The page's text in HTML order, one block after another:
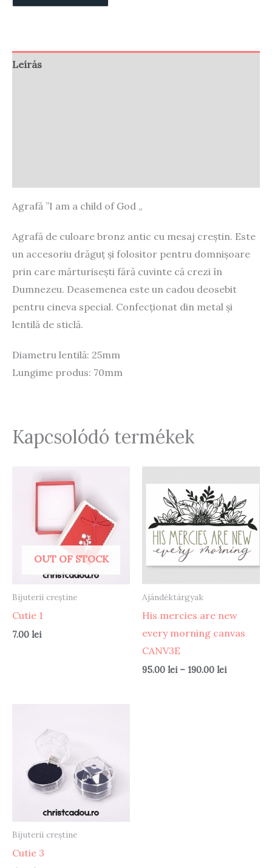
Leírás
Agrafă ”I am a child of God „
Agrafă de culoare bronz antic cu mesaj creștin. Este
un accesoriu drăguț și folositor pentru domnișoare
prin care mărturisești fără cuvinte că crezi în
Dumnezeu. Deasemenea este un cadou deosebit
pentru cineva special. Confecționat din metal și
lentilă de sticlă.
Diametru lentilă: 25mm
Lungime produs: 70mm
Kapcsolódó termékek
OUT OF STOCK
Bijuterii creștine
Cutie 1
7.00 lei
Ajándéktárgyak
His mercies are new
every morning canvas
CANV3E
95.00 lei – 190.00 lei
Bijuterii creștine
Cutie 3